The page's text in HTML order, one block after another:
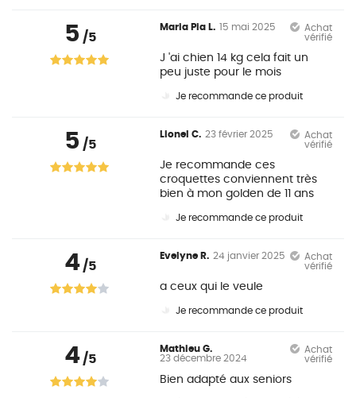
5 /5
Maria Pia L. 15 mai 2025
Achat
vérifié
J 'ai chien 14 kg cela fait un
peu juste pour le mois
Je recommande ce produit
5 /5
Lionel C. 23 février 2025
Achat
vérifié
Je recommande ces
croquettes conviennent très
bien à mon golden de 11 ans
Je recommande ce produit
4/5
Evelyne R. 24 janvier 2025
Achat
vérifié
a ceux qui le veule
Je recommande ce produit
4/5
Mathieu G.
23 décembre 2024
Achat
vérifié
Bien adapté aux seniors